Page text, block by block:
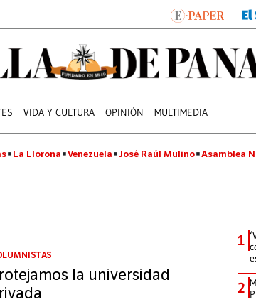
VIDA Y CULTURA OPINIÓN MULTIMEDIA
La Llorona Venezuela José Raúl Mulino Asamblea
la universidad
1
2